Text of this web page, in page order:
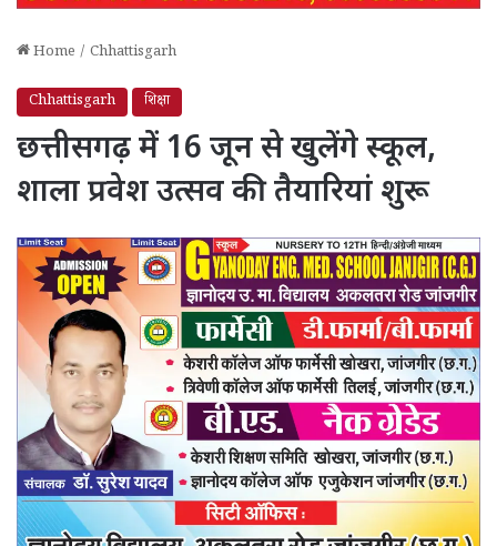
Home / Chhattisgarh
Chhattisgarh शिक्षा
छत्तीसगढ़ में 16 जून से खुलेंगे स्कूल,
शाला प्रवेश उत्सव की तैयारियां शुरू